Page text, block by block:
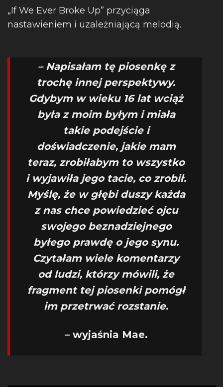
„If We Ever Broke Up” przyciąga
nastawieniem i uzależniającą melodią.
– Napisałam tę piosenkę z
trochę innej perspektywy.
Gdybym w wieku 16 lat wciąż
była z moim byłym i miała
takie podejście i
doświadczenie, jakie mam
teraz, zrobiłabym to wszystko
i wyjawiła jego tacie, co zrobił.
Myślę, że w głębi duszy każda
z nas chce powiedzieć ojcu
swojego beznadziejnego
byłego prawdę o jego synu.
Czytałam wiele komentarzy
od ludzi, którzy mówili, że
fragment tej piosenki pomógł
im przetrwać rozstanie.
– wyjaśnia Mae.